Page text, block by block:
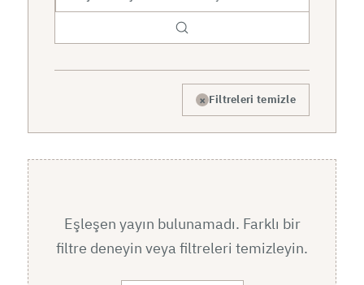
× Filtreleri temizle
Eşleşen yayın bulunamadı. Farklı bir
filtre deneyin veya filtreleri temizleyin.